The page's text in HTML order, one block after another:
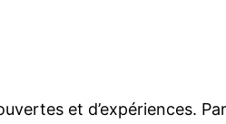
et d’expériences.